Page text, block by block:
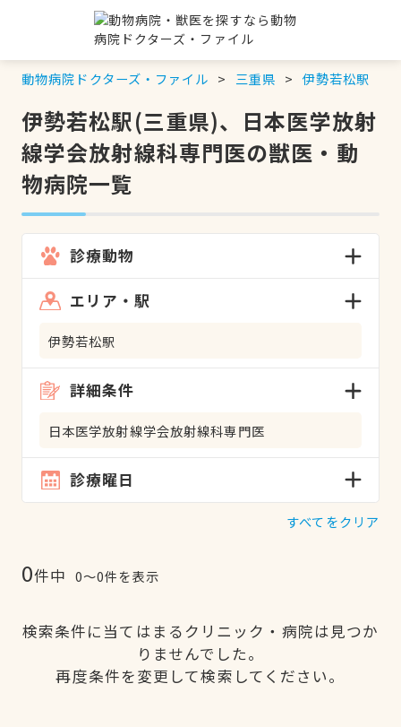
動物病院ドクターズ・ファイル 三重県 伊勢若松駅
伊勢若松駅(三重県)、日本医学放射
線学会放射線科専門医の獣医・動
物病院一覧
診療動物
エリア・駅
伊勢若松駅
詳細条件
日本医学放射線学会放射線科専門医
診療曜日
すべてをクリア
0件中 0〜0件を表示
検索条件に当てはまるクリニック・病院は見つか
りませんでした。
再度条件を変更して検索してください。